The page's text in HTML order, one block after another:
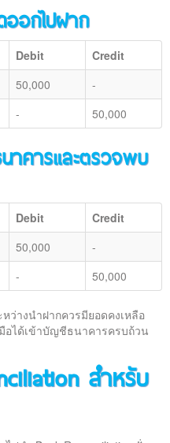
ออกไปฝาก
Debit
Credit
50,000
-
- 50,000
าคารและตรวจพบ
Debit
Credit
50,000
-
- 50,000
ว่างนำฝากควรมียอดคงเหลือ
อได้เข้าบัญชีธนาคารครบถ้วน
สำหรับ